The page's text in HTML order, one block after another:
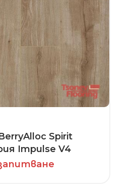
Spirit
Impulse V4